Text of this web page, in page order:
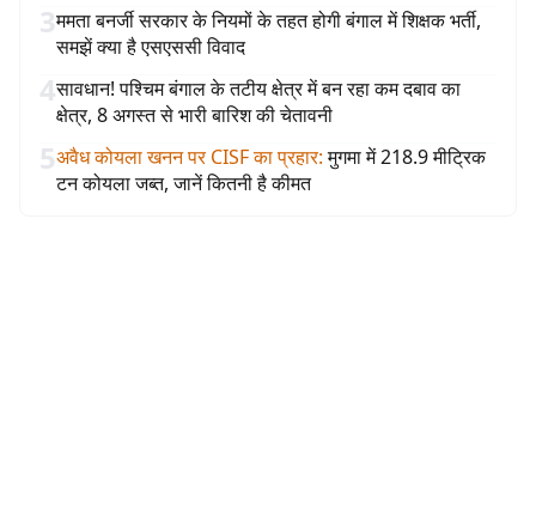
3ममता बनर्जी सरकार के नियमों के तहत होगी बंगाल में शिक्षक भर्ती,
समझें क्या है एसएससी विवाद
4सावधान! पश्चिम बंगाल के तटीय क्षेत्र में बन रहा कम दबाव का
क्षेत्र, 8 अगस्त से भारी बारिश की चेतावनी
5अवैध कोयला खनन पर CISF का प्रहार: मुगमा में 218.9 मीट्रिक
टन कोयला जब्त, जानें कितनी है कीमत